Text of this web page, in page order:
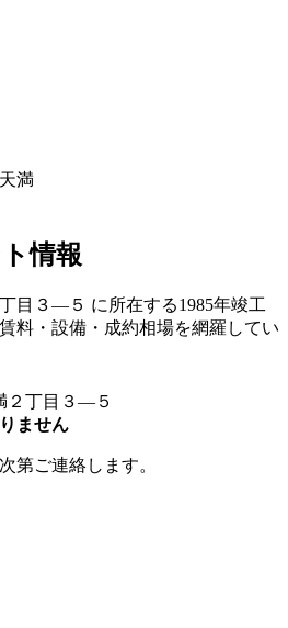
天満
情報
目３―５ に所在する1985年竣工
料・設備・成約相場を網羅してい
２丁目３―５
ません
第ご連絡します。